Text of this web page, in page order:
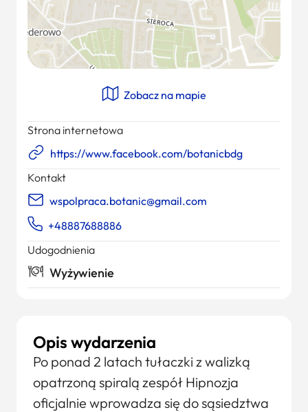
Opis wydarzenia
Po ponad 2 latach tułaczki z walizką
opatrzoną spiralą zespół Hipnozja
oficjalnie wprowadza się do sąsiedztwa
Zobacz na mapie
Strona internetowa
https://www.facebook.com/botanicbdg
Kontakt
wspolpraca.botanic@gmail.com
+48887688886
Udogodnienia
Wyżywienie